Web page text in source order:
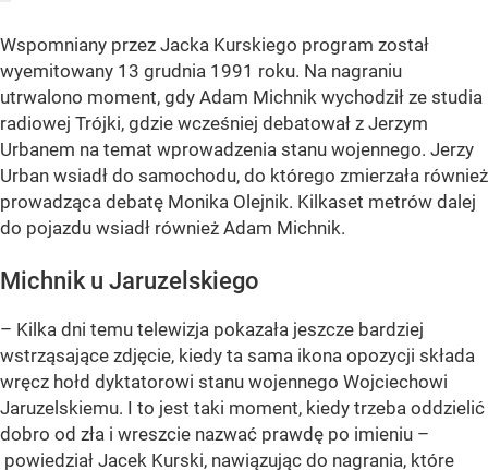
Wspomniany przez Jacka Kurskiego program został
wyemitowany 13 grudnia 1991 roku. Na nagraniu
utrwalono moment, gdy Adam Michnik wychodził ze studia
radiowej Trójki, gdzie wcześniej debatował z Jerzym
Urbanem na temat wprowadzenia stanu wojennego. Jerzy
Urban wsiadł do samochodu, do którego zmierzała również
prowadząca debatę Monika Olejnik. Kilkaset metrów dalej
do pojazdu wsiadł również Adam Michnik.
Michnik u Jaruzelskiego
– Kilka dni temu telewizja pokazała jeszcze bardziej
wstrząsające zdjęcie, kiedy ta sama ikona opozycji składa
wręcz hołd dyktatorowi stanu wojennego Wojciechowi
Jaruzelskiemu. I to jest taki moment, kiedy trzeba oddzielić
dobro od zła i wreszcie nazwać prawdę po imieniu –
powiedział Jacek Kurski, nawiązując do nagrania, które